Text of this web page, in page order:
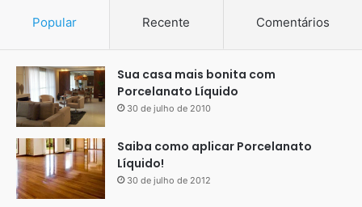
Popular Recente Comentários
Sua casa mais bonita com
Porcelanato Líquido
30 de julho de 2010
Saiba como aplicar Porcelanato
Líquido!
30 de julho de 2012